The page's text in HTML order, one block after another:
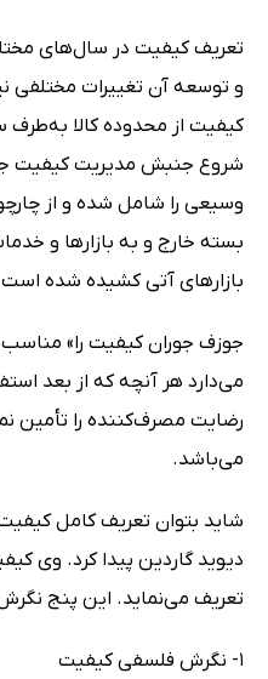
تعریف کیفیت در سال‌های
و توسعه آن تغییرات مختلفی
کیفیت از محدوده کالا
شروع جنبش مدیریت کیفیت
وسیعی را شامل شده و از
بسته خارج و به بازارها و
بازارهای آتی کشیده شده
جوزف جوران کیفیت را»
می‌دارد هر آنچه که از بعد
رضایت مصرف‌کننده را تأمین
می‌باشد.
شاید بتوان تعریف کامل
دیوید گاردین پیدا کرد. وی
تعریف می‌نماید. این پنج نگرش
1- نگرش فلسفی کیفیت